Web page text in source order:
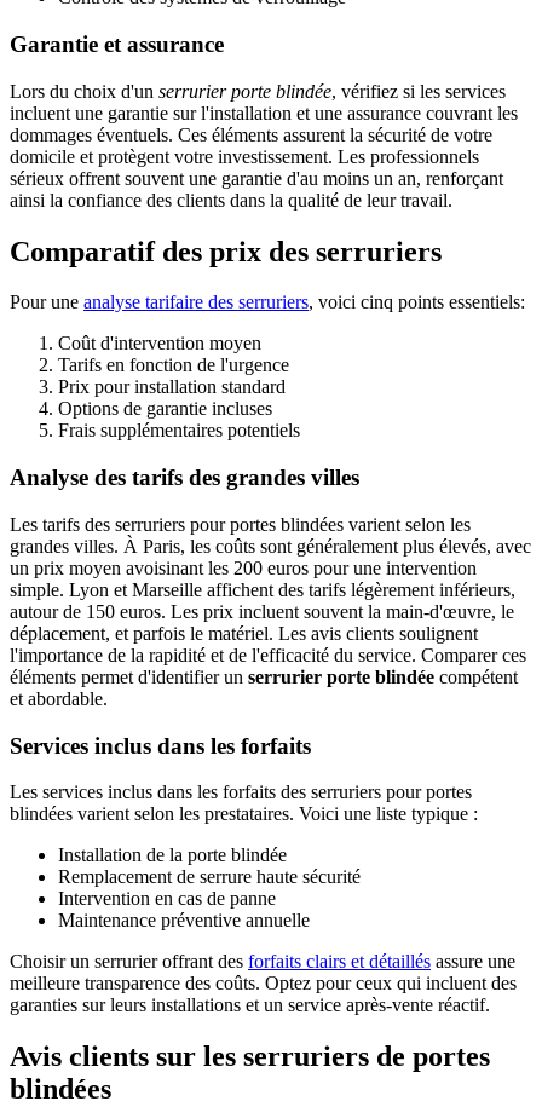
Garantie et assurance
Lors du choix d'un serrurier porte blindée, vérifiez si les services
incluent une garantie sur l'installation et une assurance couvrant les
dommages éventuels. Ces éléments assurent la sécurité de votre
domicile et protègent votre investissement. Les professionnels
sérieux offrent souvent une garantie d'au moins un an, renforçant
ainsi la confiance des clients dans la qualité de leur travail.
Comparatif des prix des serruriers
Pour une analyse tarifaire des serruriers, voici cinq points essentiels:
Coût d'intervention moyen
Tarifs en fonction de l'urgence
Prix pour installation standard
Options de garantie incluses
Frais supplémentaires potentiels
Analyse des tarifs des grandes villes
Les tarifs des serruriers pour portes blindées varient selon les
grandes villes. À Paris, les coûts sont généralement plus élevés, avec
un prix moyen avoisinant les 200 euros pour une intervention
simple. Lyon et Marseille affichent des tarifs légèrement inférieurs,
autour de 150 euros. Les prix incluent souvent la main-d'œuvre, le
déplacement, et parfois le matériel. Les avis clients soulignent
l'importance de la rapidité et de l'efficacité du service. Comparer ces
éléments permet d'identifier un serrurier porte blindée compétent
et abordable.
Services inclus dans les forfaits
Les services inclus dans les forfaits des serruriers pour portes
blindées varient selon les prestataires. Voici une liste typique :
Installation de la porte blindée
Remplacement de serrure haute sécurité
Intervention en cas de panne
Maintenance préventive annuelle
Choisir un serrurier offrant des forfaits clairs et détaillés assure une
meilleure transparence des coûts. Optez pour ceux qui incluent des
garanties sur leurs installations et un service après-vente réactif.
Avis clients sur les serruriers de portes
blindées